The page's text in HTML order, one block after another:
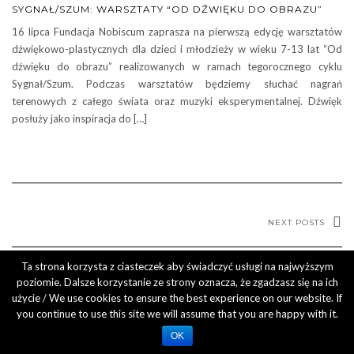
SYGNAŁ/SZUM: WARSZTATY “OD DŹWIĘKU DO OBRAZU”
16 lipca Fundacja Nobiscum zaprasza na pierwszą edycję warsztatów
dźwiękowo-plastycznych dla dzieci i młodzieży w wieku 7-13 lat “Od
dźwięku do obrazu” realizowanych w ramach tegorocznego cyklu
Sygnał/Szum. Podczas warsztatów będziemy słuchać nagrań
terenowych z całego świata oraz muzyki eksperymentalnej. Dźwięk
posłuży jako inspiracja do […]
NEXT POSTS
Kaleby LyraThemes.com.
Ta strona korzysta z ciasteczek aby świadczyć usługi na najwyższym
poziomie. Dalsze korzystanie ze strony oznacza, że zgadzasz się na ich
użycie / We use cookies to ensure the best experience on our website. If
you continue to use this site we will assume that you are happy with it.
OK